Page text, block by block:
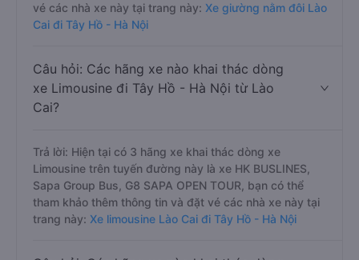
vé các nhà xe này tại trang này: Xe giường nằm đôi Lào
Cai đi Tây Hồ - Hà Nội
Câu hỏi: Các hãng xe nào khai thác dòng
xe Limousine đi Tây Hồ - Hà Nội từ Lào
Cai?
Trả lời: Hiện tại có 3 hãng xe khai thác dòng xe
Limousine trên tuyến đường này là xe HK BUSLINES,
Sapa Group Bus, G8 SAPA OPEN TOUR, bạn có thể
tham khảo thêm thông tin và đặt vé các nhà xe này tại
trang này: Xe limousine Lào Cai đi Tây Hồ - Hà Nội